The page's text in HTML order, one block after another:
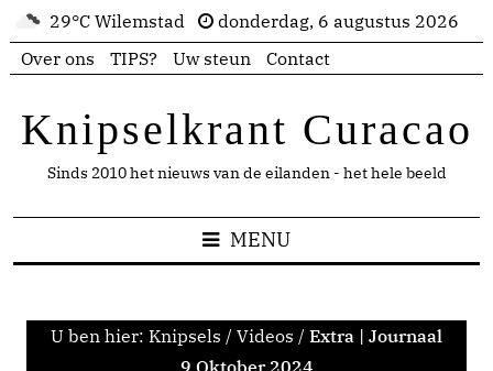
29°C Wilemstad
donderdag, 6 augustus 2026
Over ons
TIPS? Uw steun Contact
Knipselkrant Curacao
Sinds 2010 het nieuws van de eilanden - het hele beeld
MENU
U ben hier: Knipsels / Videos / Extra | Journaal
9 Oktober 2024